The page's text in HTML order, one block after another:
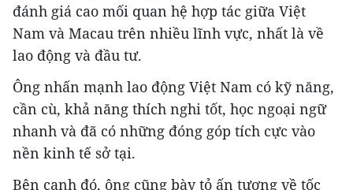
đánh giá cao mối quan hệ hợp tác giữa Việt
Nam và Macau trên nhiều lĩnh vực, nhất là về
lao động và đầu tư.
Ông nhấn mạnh lao động Việt Nam có kỹ năng,
cần cù, khả năng thích nghi tốt, học ngoại ngữ
nhanh và đã có những đóng góp tích cực vào
nền kinh tế sở tại.
Bên cạnh đó, ông cũng bày tỏ ấn tượng về tốc